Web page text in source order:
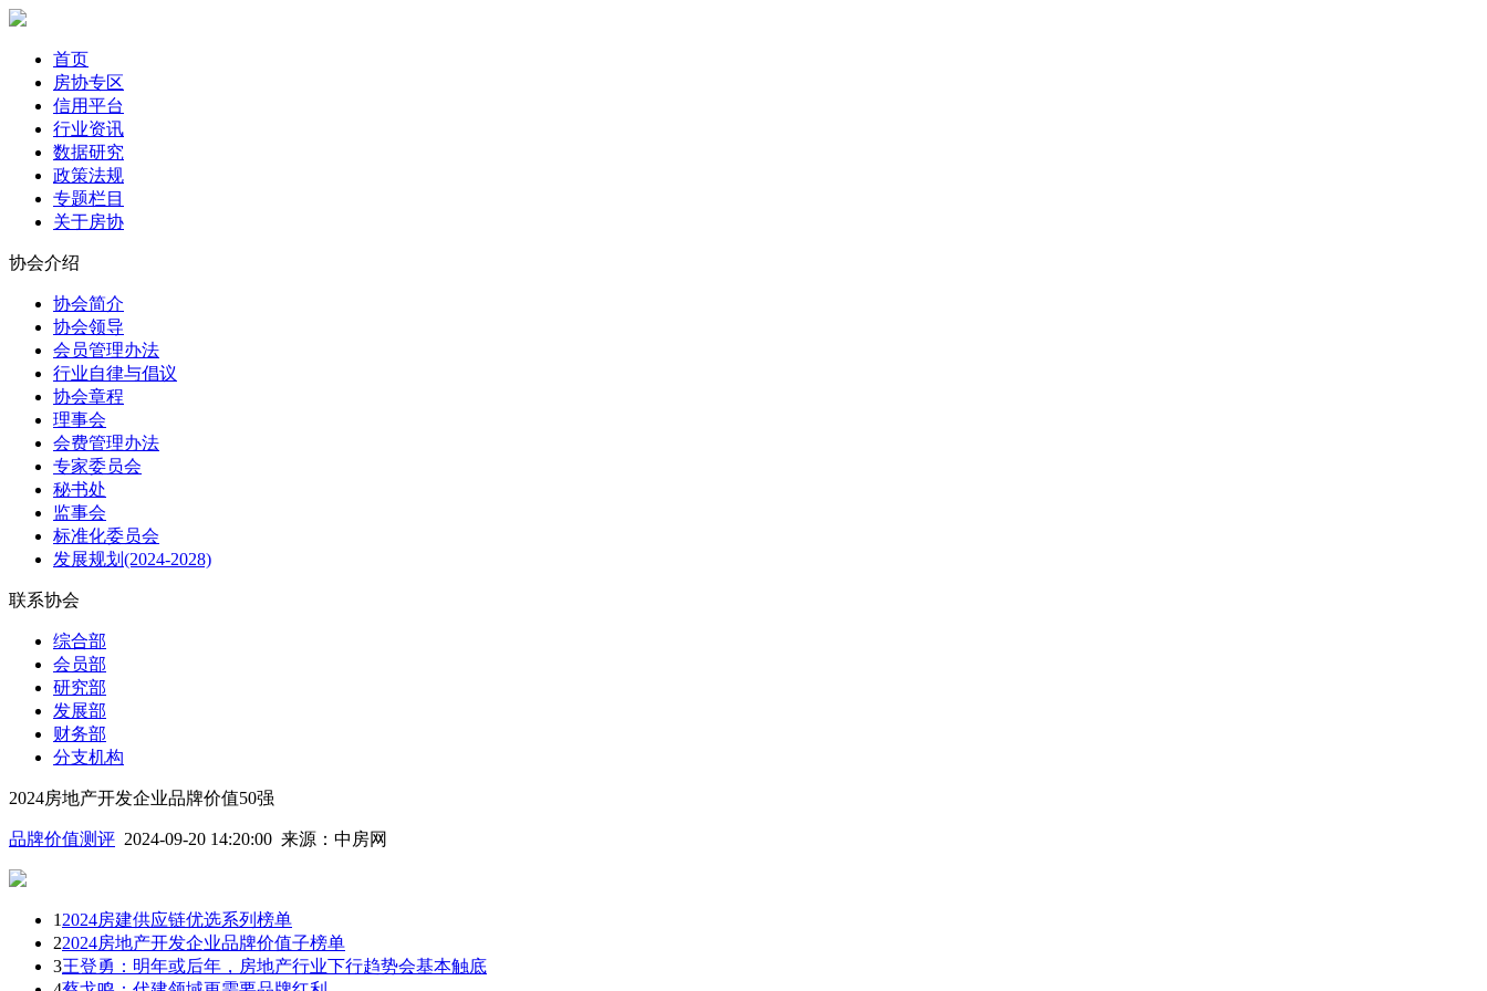
首页
房协专区
信用平台
行业资讯
数据研究
政策法规
专题栏目
关于房协
协会介绍
协会简介
协会领导
会员管理办法
行业自律与倡议
协会章程
理事会
会费管理办法
专家委员会
秘书处
监事会
标准化委员会
发展规划(2024-2028)
联系协会
综合部
会员部
研究部
发展部
财务部
分支机构
2024房地产开发企业品牌价值50强
品牌价值测评 2024-09-20 14:20:00 来源： 中房网
1 2024房建供应链优选系列榜单
22024房地产开发企业品牌价值子榜单
3王登勇：明年或后年，房地产行业下行趋势会基本触底